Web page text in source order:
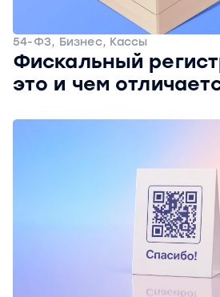
54-ФЗ, Бизнес, Кассы
Фискальный
это и чем